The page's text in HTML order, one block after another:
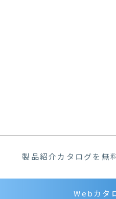
製品紹介カタログを無
Webカタ